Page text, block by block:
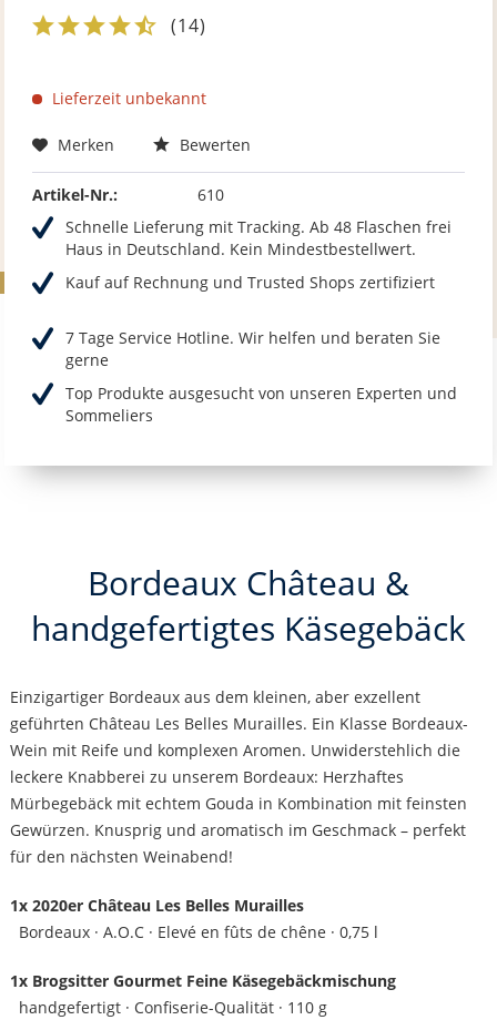
(14)
Lieferzeit unbekannt
Merken Bewerten
Artikel-Nr.:
610
Schnelle Lieferung mit Tracking. Ab 48 Flaschen frei
Haus in Deutschland. Kein Mindestbestellwert.
Kauf auf Rechnung und Trusted Shops zertifiziert
7 Tage Service Hotline. Wir helfen und beraten Sie
gerne
Top Produkte ausgesucht von unseren Experten und
Sommeliers
Bordeaux Château &
handgefertigtes Käsegebäck
Einzigartiger Bordeaux aus dem kleinen, aber exzellent
geführten Château Les Belles Murailles. Ein Klasse Bordeaux-
Wein mit Reife und komplexen Aromen. Unwiderstehlich die
leckere Knabberei zu unserem Bordeaux: Herzhaftes
Mürbegebäck mit echtem Gouda in Kombination mit feinsten
Gewürzen. Knusprig und aromatisch im Geschmack – perfekt
für den nächsten Weinabend!
1x 2020er Château Les Belles Murailles
Bordeaux · A.O.C · Elevé en fûts de chêne · 0,75 l
1x Brogsitter Gourmet Feine Käsegebäckmischung
handgefertigt · Confiserie-Qualität · 110 g